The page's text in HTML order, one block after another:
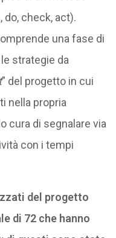
do, check, act).
una fase di
strategie da
” del progetto in cui
nella propria
cura di segnalare via
con i tempi
del progetto
di 72 che hanno